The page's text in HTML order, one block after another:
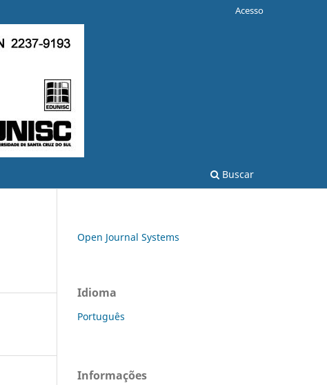
Buscar
Acesso
Open Journal Systems
Idioma
Português
Informações